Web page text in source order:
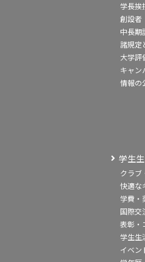
学長挨
創設
中長期
諸規定
大学評
キャン
情報の
学生
クラブ
快適な
学費・
国際交
表彰・
学生生
イベン